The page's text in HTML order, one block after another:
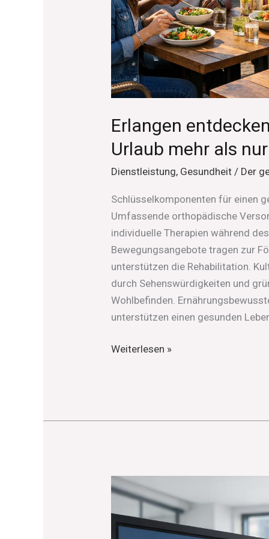
Erlangen
Urlaub mehr als
Dienstleistung, Gesundheit / Der
Schlüsselkomponenten für einen
Umfassende orthopädische
individuelle Therapien während
Bewegungsangebote tragen zur
unterstützen die Rehabilitation.
durch Sehenswürdigkeiten und
Wohlbefinden.
unterstützen einen gesunden
Weiterlesen »
Mehr
Zeit
für